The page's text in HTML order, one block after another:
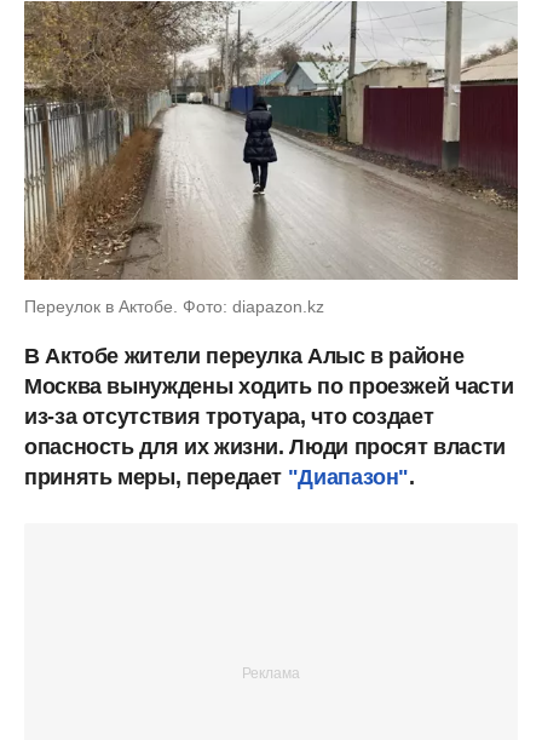
Переулок в Актобе. Фото: diapazon.kz
В Актобе жители переулка Алыс в районе
Москва вынуждены ходить по проезжей части
из-за отсутствия тротуара, что создает
опасность для их жизни. Люди просят власти
принять меры, передает "Диапазон".